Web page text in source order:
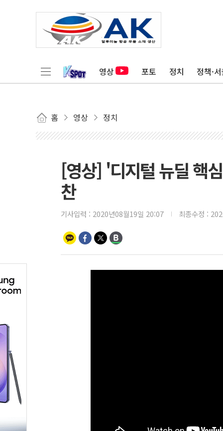
영상 포토 정치 정책·
홈 영상 정치
[영상] '디지털 뉴딜 핵
찬
기사입력 : 2020년08월19일 20:07 최종수정 :